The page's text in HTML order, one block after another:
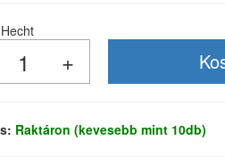
Hecht
Raktáron (kevesebb mint 10db)